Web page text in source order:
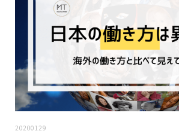
20200129